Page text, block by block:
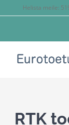
Helista meile:
RTK